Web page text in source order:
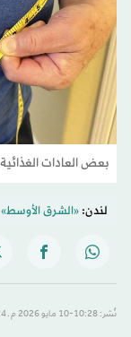
بعض العادات
لندن:«الشرق الأوسط»
نُشر: 10:28-10 مايو 2026 م ـ 24 ذو القِعدة 1447 هـ